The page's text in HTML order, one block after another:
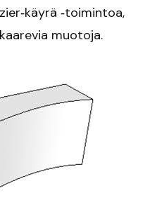
‐toimintoa,
muotoja.